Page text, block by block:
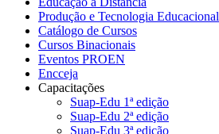
Produção e Tecnologia Educacional
Catálogo de Cursos
Cursos Binacionais
Eventos PROEN
Encceja
Capacitações
Suap-Edu 1ª edição
Suap-Edu 2ª edição
Suap-Edu 3ª edição